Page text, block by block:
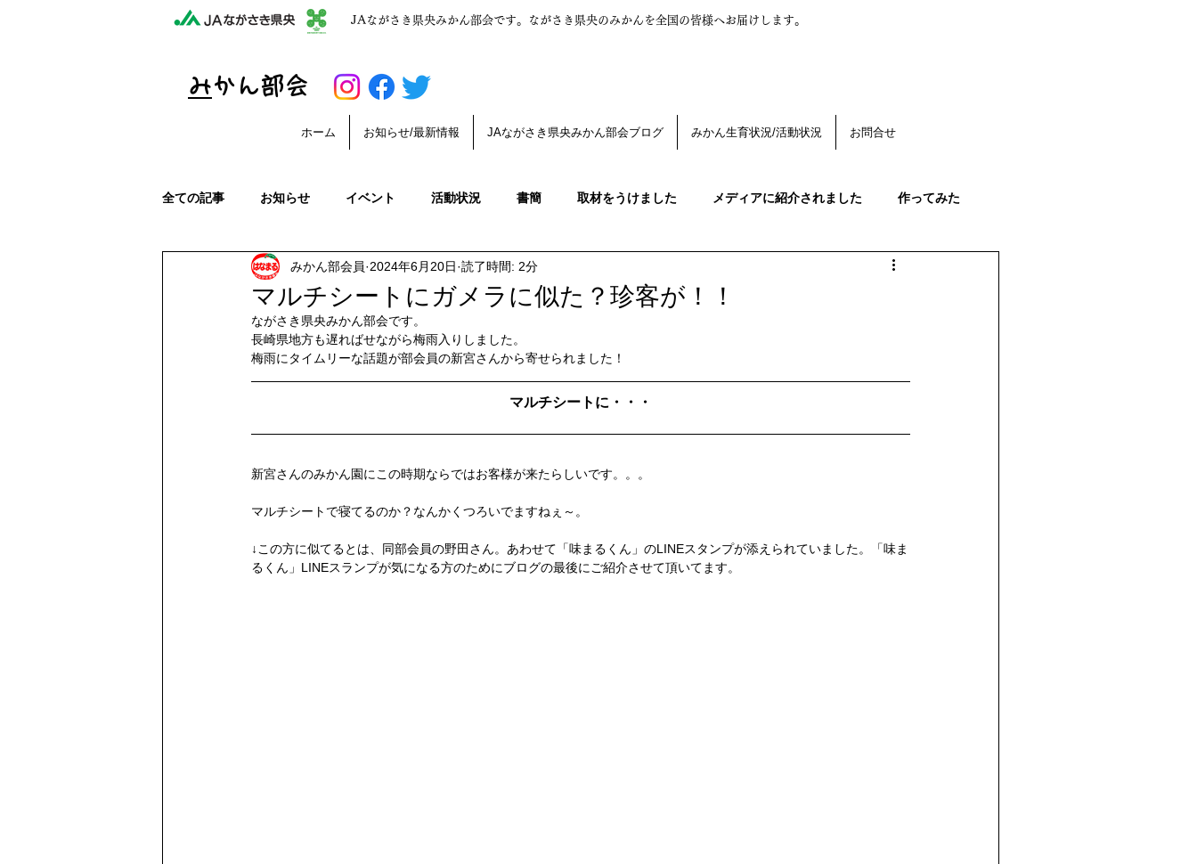
JAながさき県央みかん部会です。ながさき県央のみかんを全国の皆様へお届けします。
​みかん部会
ホーム お知らせ/最新情報 JAながさき県央みかん部会ブログ みかん生育状況/活動状況 お問合せ
全ての記事 お知らせ イベント 活動状況 書簡 取材をうけました メディアに紹介されました 作ってみた
収穫から出荷までの様子 みかんの育成 みかんの木育成状況 みかんの花
長崎恋みかん デコポン出荷 みかんの生育状況
マルチシートにガメラに似た？珍客が！！
みかん部会員 2024年6月20日 読了時間: 2分
ながさき県央みかん部会です。
長崎県地方も遅ればせながら梅雨入りしました。
梅雨にタイムリーな話題が部会員の新宮さんから寄せられました！
マルチシートに・・・
新宮さんのみかん園にこの時期ならではお客様が来たらしいです。。。
マルチシートで寝てるのか？なんかくつろいでますねぇ～。
↓この方に似てるとは、同部会員の野田さん。あわせて「味まるくん」のLINEスタンプが添えられていました。「味ま
るくん」LINEスランプが気になる方のためにブログの最後にご紹介させて頂いてます。